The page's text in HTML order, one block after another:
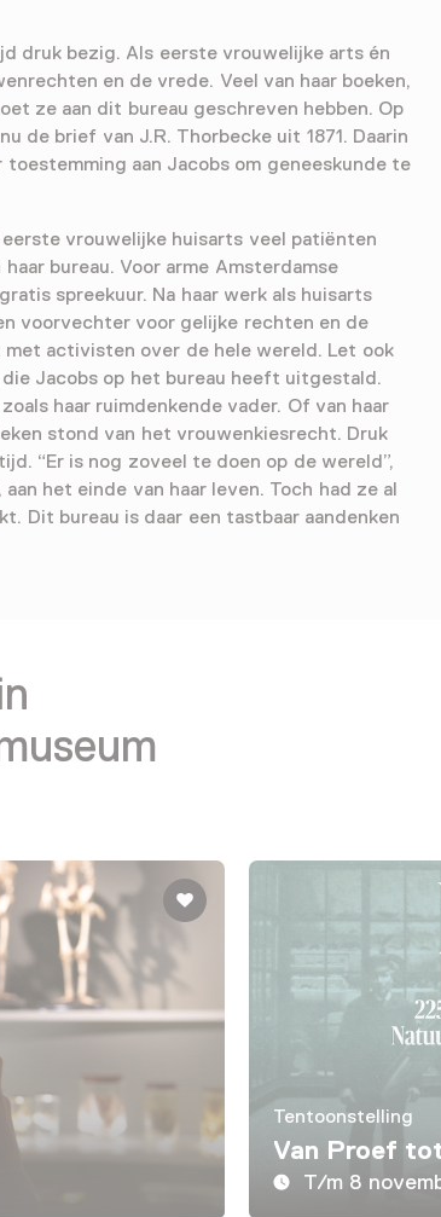
druk bezig. Als eerste vrouwelijke arts én
en de vrede. Veel van haar boeken,
ze aan dit bureau geschreven hebben. Op
de brief van J.R. Thorbecke uit 1871. Daarin
aan Jacobs om geneeskunde te
vrouwelijke huisarts veel patiënten
bureau. Voor arme Amsterdamse
spreekuur. Na haar werk als huisarts
voorvechter voor gelijke rechten en de
activisten over de hele wereld. Let ook
Jacobs op het bureau heeft uitgestald.
haar ruimdenkende vader. Of van haar
stond van het vrouwenkiesrecht. Druk
“Er is nog zoveel te doen op de wereld”,
het einde van haar leven. Toch had ze al
Dit bureau is daar een tastbaar aandenken
Tentoonstelling
Van Proef
T/m 8